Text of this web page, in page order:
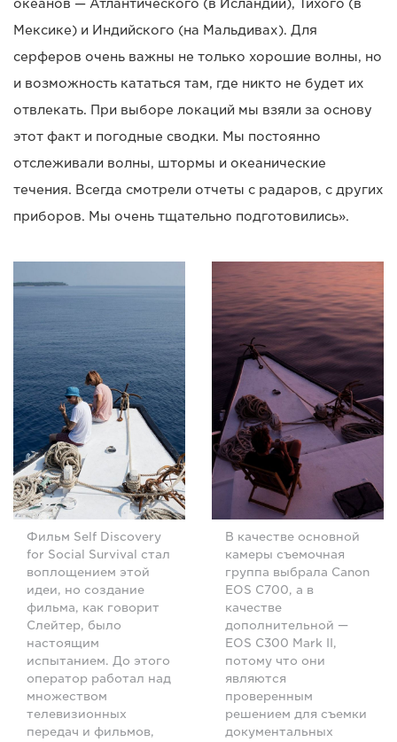
океанов — Атлантического (в Исландии), Тихого (в
Мексике) и Индийского (на Мальдивах). Для
серферов очень важны не только хорошие волны, но
и возможность кататься там, где никто не будет их
отвлекать. При выборе локаций мы взяли за основу
этот факт и погодные сводки. Мы постоянно
отслеживали волны, штормы и океанические
течения. Всегда смотрели отчеты с радаров, с других
приборов. Мы очень тщательно подготовились».
Фильм Self Discovery
for Social Survival стал
воплощением этой
идеи, но создание
фильма, как говорит
Слейтер, было
настоящим
испытанием. До этого
оператор работал над
множеством
телевизионных
передач и фильмов,
В качестве основной
камеры съемочная
группа выбрала Canon
EOS C700, а в
качестве
дополнительной —
EOS C300 Mark II,
потому что они
являются
проверенным
решением для съемки
документальных